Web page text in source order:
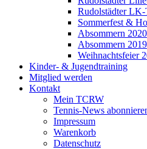
Rudolstädter LK-
Sommerfest &
Absommern 2020
Absommern 2019
Weihnachtsfeier
Kinder- & Jugendtraining
Mitglied werden
Kontakt
Mein TCRW
Tennis-News
Impressum
Warenkorb
Datenschutz